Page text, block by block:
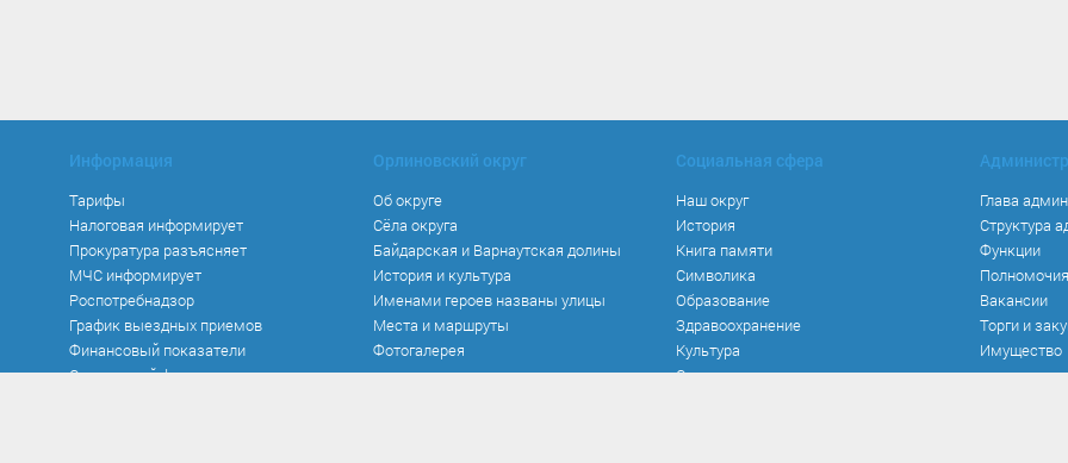
Информация
Тарифы
Налоговая информирует
Прокуратура разъясняет
МЧС информирует
Роспотребнадзор
График выездных приемов
Финансовый показатели
Социальный фонд
Орлиновский округ
Об округе
Сёла округа
Байдарская и Варнаутская долины
История и культура
Именами героев названы улицы
Места и маршруты
Фотогалерея
Социальная сфера
Наш округ
История
Книга памяти
Символика
Образование
Здравоохранение
Культура
Спорт
Глава
Структура
Функции
Полномочия
Вакансии
Торги и
Имущество